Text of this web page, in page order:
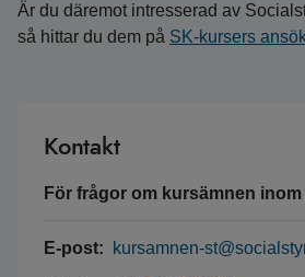
Är du däremot intresserad av
så hittar du dem på SK-kursers
Kontakt
För frågor om kursämnen inom
E-post: kursamnen-